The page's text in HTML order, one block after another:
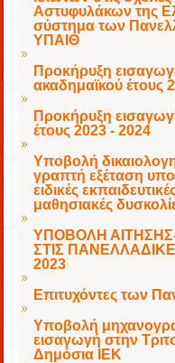
Αστυφυλάκων της
σύστημα των
ΥΠΑΙΘ
Προκήρυξη
ακαδημαϊκού έτους
Προκήρυξη
έτους 2023 - 2024
Υποβολή
γραπτή εξέταση
ειδικές
μαθησιακές
ΥΠΟΒΟΛΗ
ΣΤΙΣ
2023
Επιτυχόντες των
Υποβολή
εισαγωγή στην
Δημόσια ΙΕΚ